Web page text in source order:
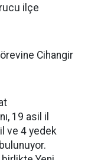
ilçe
Cihangir
19 asil il
ve 4 yedek